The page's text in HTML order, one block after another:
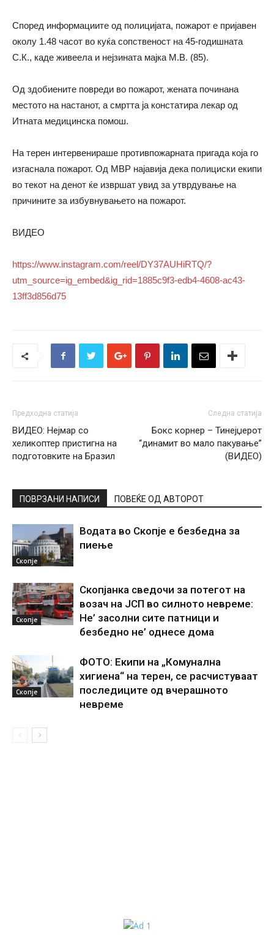
Според информациите од полицијата, пожарот е пријавен
околу 1.48 часот во куќа сопственост на 45-годишната
С.К., каде живеела и нејзината мајка М.В. (85).
Од здобиените повреди во пожарот, жената починана
местото на настанот, а смртта ја констатира лекар од
Итната медицинска помош.
На терен интервенираше противпожарната пригада која го
изгаснала пожарот. Од МВР најавија дека полициски екипи
во текот на денот ќе извршат увид за утврдување на
причините за избувнувањето на пожарот.
ВИДЕО
https://www.instagram.com/reel/DY37AUHiRTQ/?
utm_source=ig_embed&ig_rid=1885c9f3-edb4-4608-ac43-
13ff3d856d75
Предходна статија
ВИДЕО: Нејмар со
хеликоптер пристигна на
подготовките на Бразил
Следна статија
Бокс корнер – Тинејџерот
“динамит во мало пакување”
(ВИДЕО)
ПОВРЗАНИ НАПИСИ ПОВЕЌЕ ОД АВТОРОТ
Скопје
Водата во Скопје е безбедна за
пиење
Скопје
Скопјанка сведочи за потегот на
возач на ЈСП во силното невреме:
Не’ засолни сите патници и
безбедно не’ однесе дома
Скопје
ФОТО: Екипи на „Комунална
хигиена“ на терен, се расчистуваат
последиците од вчерашното
невреме